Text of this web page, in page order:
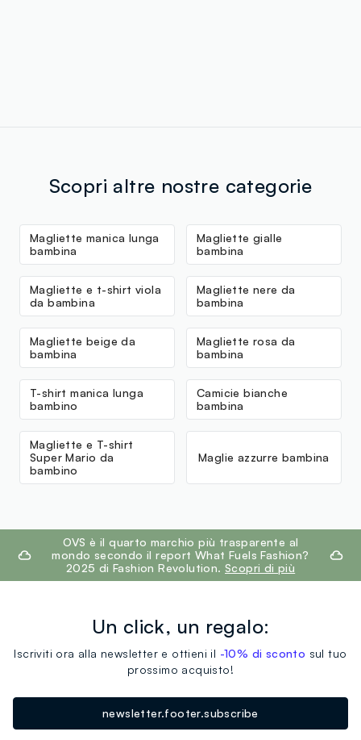
Scopri altre nostre categorie
Magliette manica lunga
bambina
Magliette gialle
bambina
Magliette e t-shirt viola
da bambina
Magliette nere da
bambina
Magliette beige da
bambina
Magliette rosa da
bambina
T-shirt manica lunga
bambino
Camicie bianche
bambina
Magliette e T-shirt
Super Mario da
bambino
Maglie azzurre bambina
footer.ariatitleOVS è il quarto marchio più trasparente al
mondo secondo il report What Fuels Fashion?
2025 di Fashion Revolution. Scopri di più
Un click, un regalo:
Iscriviti ora alla newsletter e ottieni il -10% di sconto sul tuo
prossimo acquisto!
newsletter.footer.subscribe